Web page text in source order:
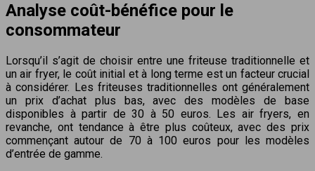
Analyse coût-bénéfice pour le
consommateur
Lorsqu’il s’agit de choisir entre une friteuse traditionnelle et
un air fryer, le coût initial et à long terme est un facteur crucial
à considérer. Les friteuses traditionnelles ont généralement
un prix d’achat plus bas, avec des modèles de base
disponibles à partir de 30 à 50 euros. Les air fryers, en
revanche, ont tendance à être plus coûteux, avec des prix
commençant autour de 70 à 100 euros pour les modèles
d’entrée de gamme.